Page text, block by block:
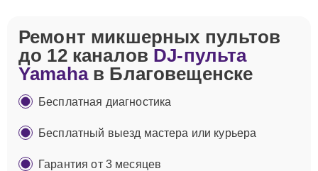
Ремонт микшерных пультов
до 12 каналов DJ-пульта
Yamahaв Благовещенске
Бесплатная диагностика
Бесплатный выезд мастера или курьера
Гарантия от 3 месяцев